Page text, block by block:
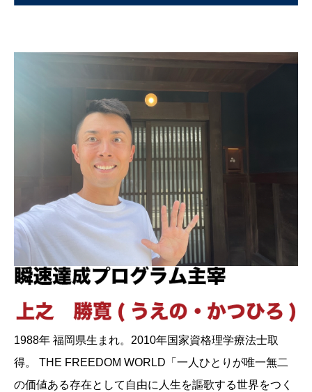
1988年 福岡県生まれ。2010年国家資格理学療法士取
得。 THE FREEDOM WORLD「一人ひとりが唯一無二
の価値ある存在として自由に人生を謳歌する世界をつく